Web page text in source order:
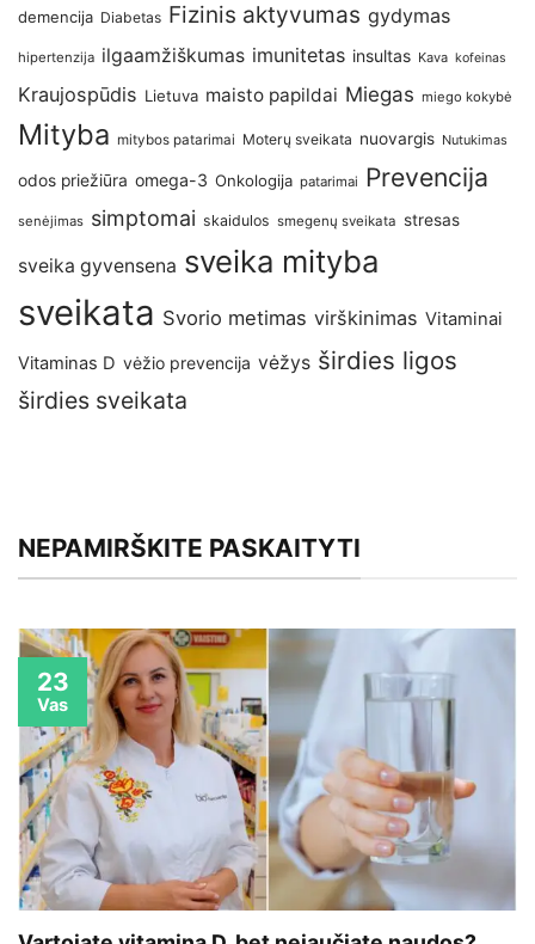
demencija Diabetas Fizinis aktyvumas gydymas
hipertenzija ilgaamžiškumas imunitetas insultas Kava kofeinas
Kraujospūdis Lietuva maisto papildai Miegas miego kokybė
Mityba mitybos patarimai Moterų sveikata nuovargis Nutukimas
odos priežiūra omega-3 Onkologija patarimai Prevencija
senėjimas simptomai skaidulos smegenų sveikata stresas
sveika gyvensena sveika mityba
sveikata Svorio metimas virškinimas Vitaminai
Vitaminas D vėžio prevencija vėžys širdies ligos
širdies sveikata
NEPAMIRŠKITE PASKAITYTI
23
Vas